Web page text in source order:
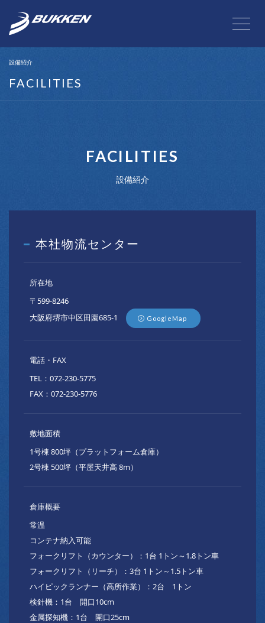
設備紹介
FACILITIES
FACILITIES
設備紹介
本社物流センター
所在地
〒599-8246
大阪府堺市中区田園685-1
GoogleMap
電話・FAX
TEL：072-230-5775
FAX：072-230-5776
敷地面積
1号棟 800坪（プラットフォーム倉庫）
2号棟 500坪（平屋天井高 8m）
倉庫概要
常温
コンテナ納入可能
フォークリフト（カウンター）：1台 1トン～1.8トン車
フォークリフト（リーチ）：3台 1トン～1.5トン車
ハイピックランナー（高所作業）：2台 1トン
検針機：1台 開口10cm
金属探知機：1台 開口25cm